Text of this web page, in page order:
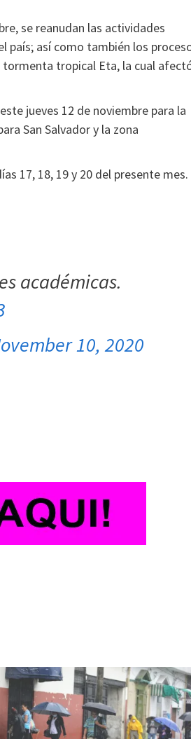
se reanudan las actividades
país; así como también los
tormenta tropical Eta, la cual
jueves 12 de noviembre para la
San Salvador y la zona
17, 18, 19 y 20 del presente mes.
académicas.
10, 2020